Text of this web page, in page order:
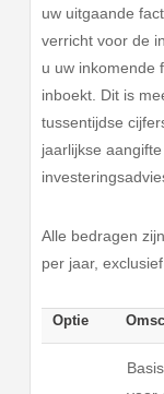
uw uitgaande
verricht voor de
u uw inkomende
inboekt. Dit is
tussentijdse
jaarlijkse
Alle bedragen
per jaar,
Optie